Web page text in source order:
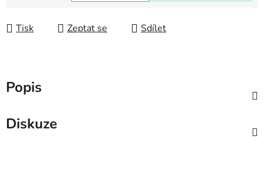
Tisk Zeptat se Sdílet
Popis
Diskuze